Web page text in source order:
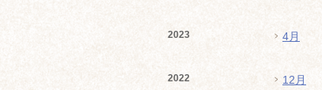
2023 4月
2022 12月